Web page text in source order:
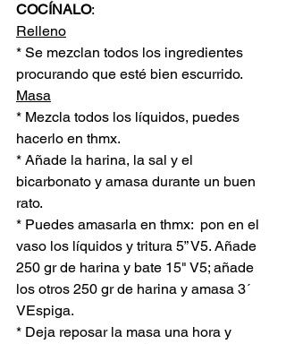
COCÍNALO:
Relleno
* Se mezclan todos los ingredientes
procurando que esté bien escurrido.
Masa
* Mezcla todos los líquidos, puedes
hacerlo en thmx.
* Añade la harina, la sal y el
bicarbonato y amasa durante un buen
rato.
* Puedes amasarla en thmx:  pon en el
vaso los líquidos y tritura 5” V5. Añade
250 gr de harina y bate 15" V5; añade
los otros 250 gr de harina y amasa 3´
VEspiga.
* Deja reposar la masa una hora y